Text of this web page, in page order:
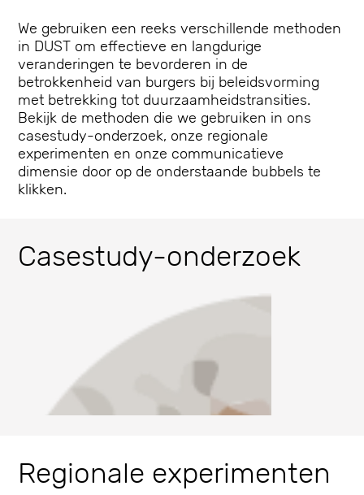
We gebruiken een reeks verschillende methoden
in DUST om effectieve en langdurige
veranderingen te bevorderen in de
betrokkenheid van burgers bij beleidsvorming
met betrekking tot duurzaamheidstransities.
Bekijk de methoden die we gebruiken in ons
casestudy-onderzoek, onze regionale
experimenten en onze communicatieve
dimensie door op de onderstaande bubbels te
klikken.
Casestudy-onderzoek
Regionale experimenten